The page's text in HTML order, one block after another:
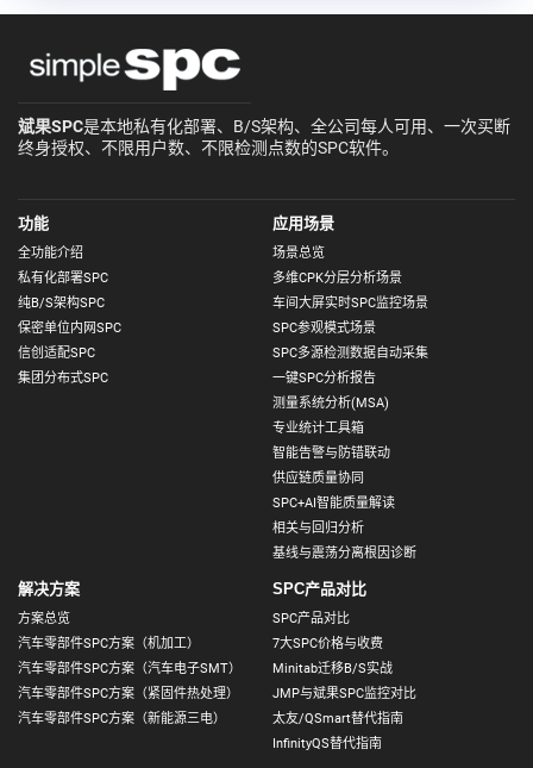
斌果SPC是本地私有化部署、B/S架构、全公司每人可用、一次买断
终身授权、不限用户数、不限检测点数的SPC软件。
功能
全功能介绍
私有化部署SPC
纯B/S架构SPC
保密单位内网SPC
信创适配SPC
集团分布式SPC
应用场景
场景总览
多维CPK分层分析场景
车间大屏实时SPC监控场景
SPC参观模式场景
SPC多源检测数据自动采集
一键SPC分析报告
测量系统分析(MSA)
专业统计工具箱
智能告警与防错联动
供应链质量协同
SPC+AI智能质量解读
相关与回归分析
基线与震荡分离根因诊断
解决方案
方案总览
汽车零部件SPC方案（机加工）
汽车零部件SPC方案（汽车电子SMT）
汽车零部件SPC方案（紧固件热处理）
汽车零部件SPC方案（新能源三电）
SPC产品对比
SPC产品对比
7大SPC价格与收费
Minitab迁移B/S实战
JMP与斌果SPC监控对比
太友/QSmart替代指南
InfinityQS替代指南